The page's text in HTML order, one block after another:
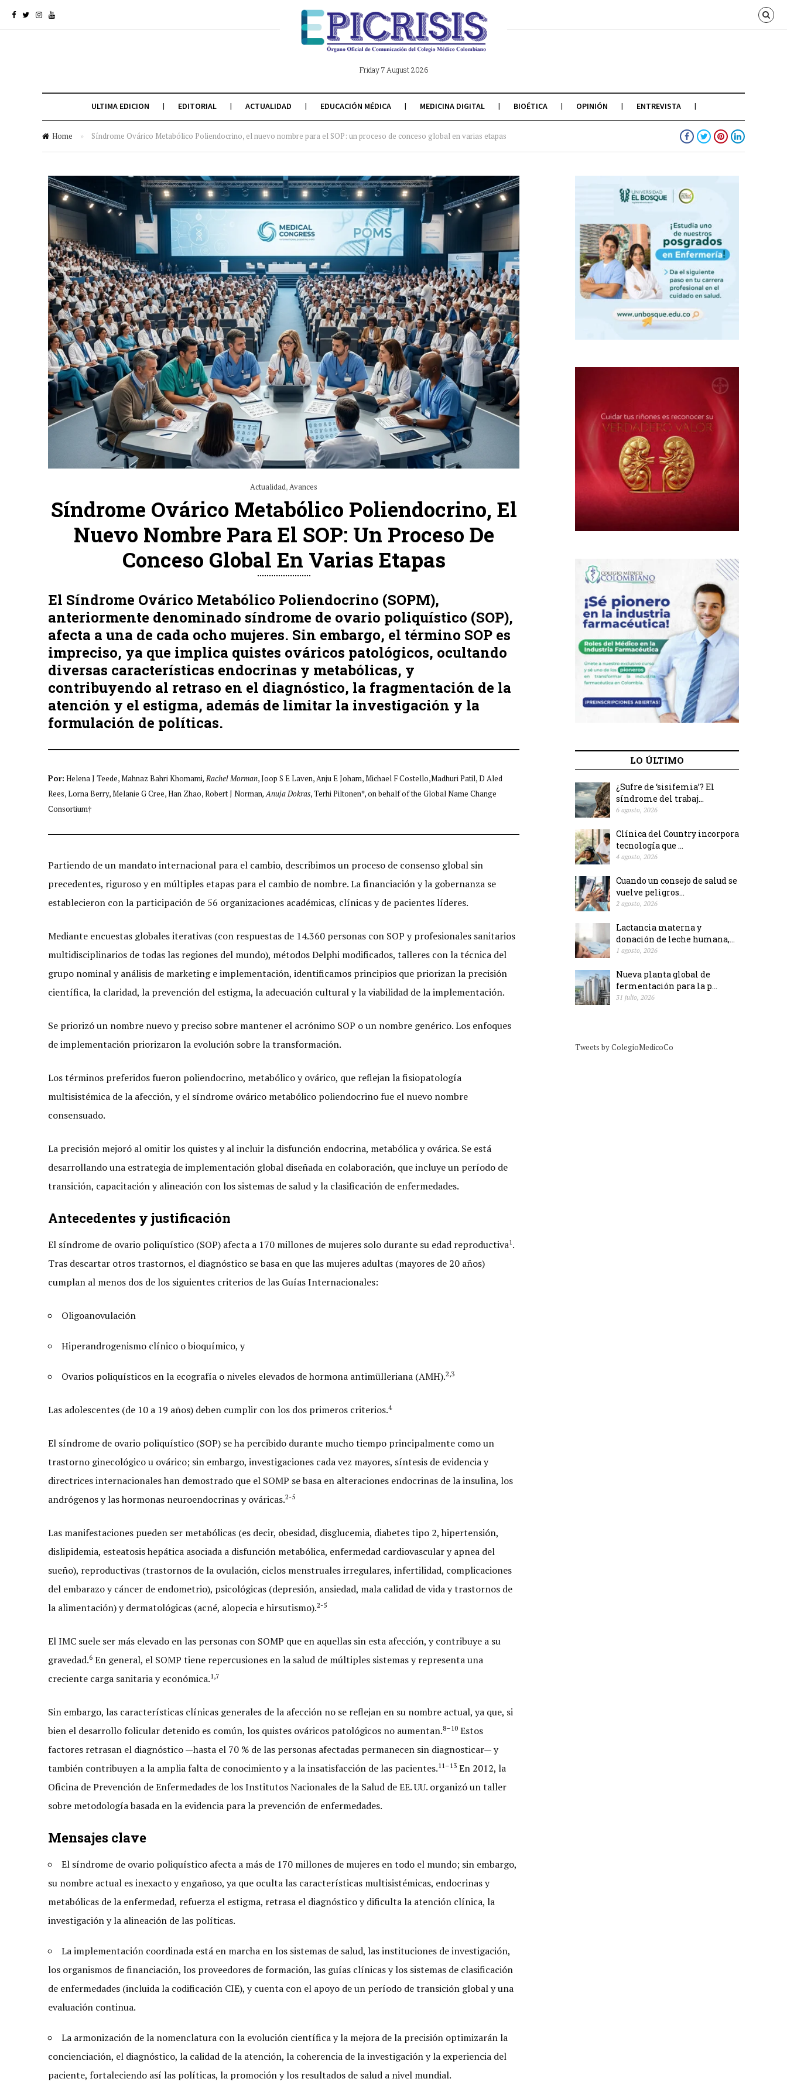
Friday 7 August 2026
ULTIMA EDICION EDITORIAL ACTUALIDAD EDUCACIÓN MÉDICA MEDICINA DIGITAL BIOÉTICA OPINIÓN ENTREVISTA
Home » Síndrome Ovárico Metabólico Poliendocrino, el nuevo nombre para el SOP: un proceso de conceso global en varias etapas
Actualidad,Avances
Síndrome Ovárico Metabólico Poliendocrino, El
Nuevo Nombre Para El SOP: Un Proceso De
Conceso Global En Varias Etapas
El Síndrome Ovárico Metabólico Poliendocrino (SOPM),
anteriormente denominado síndrome de ovario poliquístico (SOP),
afecta a una de cada ocho mujeres. Sin embargo, el término SOP es
impreciso, ya que implica quistes ováricos patológicos, ocultando
diversas características endocrinas y metabólicas, y
contribuyendo al retraso en el diagnóstico, la fragmentación de la
atención y el estigma, además de limitar la investigación y la
formulación de políticas.
Por: Helena J Teede, Mahnaz Bahri Khomami, Rachel Morman, Joop S E Laven, Anju E Joham, Michael F Costello,Madhuri Patil, D Aled
Rees, Lorna Berry, Melanie G Cree, Han Zhao, Robert J Norman, Anuja Dokras, Terhi Piltonen*, on behalf of the Global Name Change
Consortium†
Partiendo de un mandato internacional para el cambio, describimos un proceso de consenso global sin
precedentes, riguroso y en múltiples etapas para el cambio de nombre. La financiación y la gobernanza se
establecieron con la participación de 56 organizaciones académicas, clínicas y de pacientes líderes.
Mediante encuestas globales iterativas (con respuestas de 14.360 personas con SOP y profesionales sanitarios
multidisciplinarios de todas las regiones del mundo), métodos Delphi modificados, talleres con la técnica del
grupo nominal y análisis de marketing e implementación, identificamos principios que priorizan la precisión
científica, la claridad, la prevención del estigma, la adecuación cultural y la viabilidad de la implementación.
Se priorizó un nombre nuevo y preciso sobre mantener el acrónimo SOP o un nombre genérico. Los enfoques
de implementación priorizaron la evolución sobre la transformación.
Los términos preferidos fueron poliendocrino, metabólico y ovárico, que reflejan la fisiopatología
multisistémica de la afección, y el síndrome ovárico metabólico poliendocrino fue el nuevo nombre
consensuado.
La precisión mejoró al omitir los quistes y al incluir la disfunción endocrina, metabólica y ovárica. Se está
desarrollando una estrategia de implementación global diseñada en colaboración, que incluye un período de
transición, capacitación y alineación con los sistemas de salud y la clasificación de enfermedades.
Antecedentes y justificación
El síndrome de ovario poliquístico (SOP) afecta a 170 millones de mujeres solo durante su edad reproductiva1.
Tras descartar otros trastornos, el diagnóstico se basa en que las mujeres adultas (mayores de 20 años)
cumplan al menos dos de los siguientes criterios de las Guías Internacionales:
Oligoanovulación
Hiperandrogenismo clínico o bioquímico, y
Ovarios poliquísticos en la ecografía o niveles elevados de hormona antimülleriana (AMH).2,3
Las adolescentes (de 10 a 19 años) deben cumplir con los dos primeros criterios.4
El síndrome de ovario poliquístico (SOP) se ha percibido durante mucho tiempo principalmente como un
trastorno ginecológico u ovárico; sin embargo, investigaciones cada vez mayores, síntesis de evidencia y
directrices internacionales han demostrado que el SOMP se basa en alteraciones endocrinas de la insulina, los
andrógenos y las hormonas neuroendocrinas y ováricas.2-5
Las manifestaciones pueden ser metabólicas (es decir, obesidad, disglucemia, diabetes tipo 2, hipertensión,
dislipidemia, esteatosis hepática asociada a disfunción metabólica, enfermedad cardiovascular y apnea del
sueño), reproductivas (trastornos de la ovulación, ciclos menstruales irregulares, infertilidad, complicaciones
del embarazo y cáncer de endometrio), psicológicas (depresión, ansiedad, mala calidad de vida y trastornos de
la alimentación) y dermatológicas (acné, alopecia e hirsutismo).2-5
El IMC suele ser más elevado en las personas con SOMP que en aquellas sin esta afección, y contribuye a su
gravedad.6 En general, el SOMP tiene repercusiones en la salud de múltiples sistemas y representa una
creciente carga sanitaria y económica.1,7
Sin embargo, las características clínicas generales de la afección no se reflejan en su nombre actual, ya que, si
bien el desarrollo folicular detenido es común, los quistes ováricos patológicos no aumentan.8–10 Estos
factores retrasan el diagnóstico —hasta el 70 % de las personas afectadas permanecen sin diagnosticar— y
también contribuyen a la amplia falta de conocimiento y a la insatisfacción de las pacientes.11–13 En 2012, la
Oficina de Prevención de Enfermedades de los Institutos Nacionales de la Salud de EE. UU. organizó un taller
sobre metodología basada en la evidencia para la prevención de enfermedades.
Mensajes clave
El síndrome de ovario poliquístico afecta a más de 170 millones de mujeres en todo el mundo; sin embargo,
su nombre actual es inexacto y engañoso, ya que oculta las características multisistémicas, endocrinas y
metabólicas de la enfermedad, refuerza el estigma, retrasa el diagnóstico y dificulta la atención clínica, la
investigación y la alineación de las políticas.
La implementación coordinada está en marcha en los sistemas de salud, las instituciones de investigación,
los organismos de financiación, los proveedores de formación, las guías clínicas y los sistemas de clasificación
de enfermedades (incluida la codificación CIE), y cuenta con el apoyo de un período de transición global y una
evaluación continua.
La armonización de la nomenclatura con la evolución científica y la mejora de la precisión optimizarán la
concienciación, el diagnóstico, la calidad de la atención, la coherencia de la investigación y la experiencia del
paciente, fortaleciendo así las políticas, la promoción y los resultados de salud a nivel mundial.
LO ÚLTIMO
¿Sufre de ‘sisifemia’? El
síndrome del trabaj...
6 agosto, 2026
Clínica del Country incorpora
tecnología que ...
4 agosto, 2026
Cuando un consejo de salud se
vuelve peligros...
2 agosto, 2026
Lactancia materna y
donación de leche humana,...
1 agosto, 2026
Nueva planta global de
fermentación para la p...
31 julio, 2026
Tweets by ColegioMedicoCo